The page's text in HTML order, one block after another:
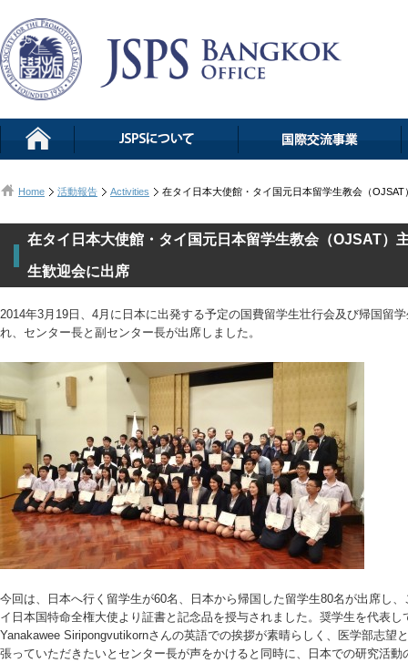
Home 活動報告 Activities 在タイ日本大使館・タイ国元日本留学生教会（
在タイ日本大使館・タイ国元日本留学生教会（OJSAT
生歓迎会に出席
2014年3月19日、4月に日本に出発する予定の国費留学生壮行会及び帰国留
れ、センター長と副センター長が出席しました。
今回は、日本へ行く留学生が60名、日本から帰国した留学生80名が出席し
イ日本国特命全権大使より証書と記念品を授与されました。奨学生を代表
Yanakawee Siripongvutikornさんの英語での挨拶が素晴らしく、医学部志望
張っていただきたいとセンター長が声をかけると同時に、日本での研究活